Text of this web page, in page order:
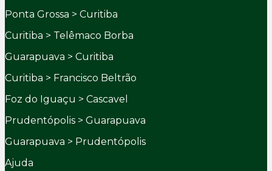
Ponta Grossa > Curitiba
Curitiba > Telêmaco Borba
Guarapuava > Curitiba
Curitiba > Francisco Beltrão
Foz do Iguaçu > Cascavel
Prudentópolis > Guarapuava
Guarapuava > Prudentópolis
Ajuda